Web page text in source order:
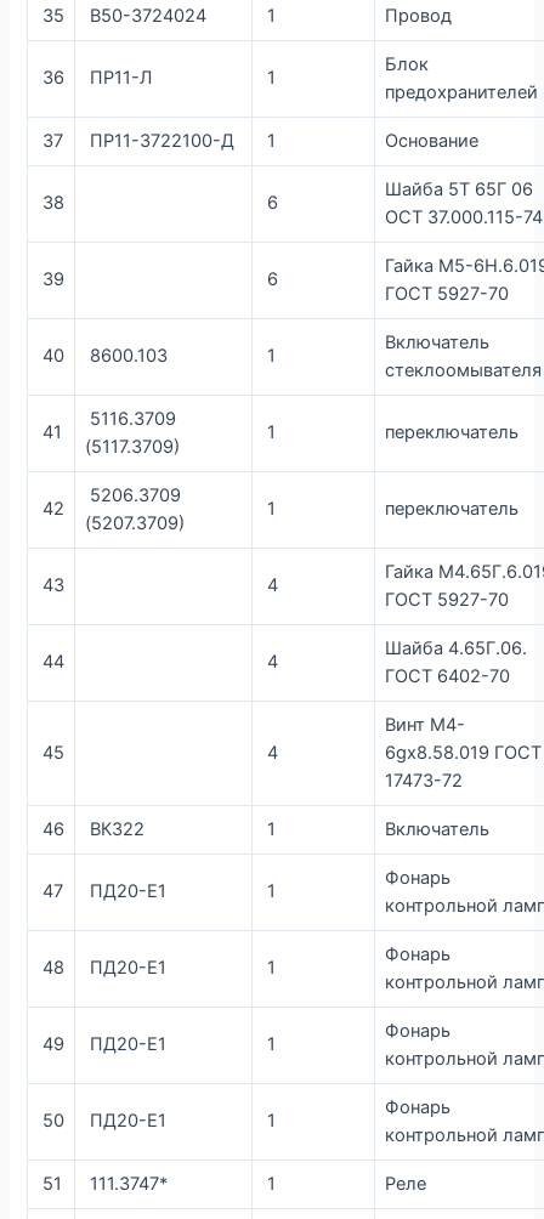
35 В50-3724024 1 Провод
36 ПР11-Л 1
Блок
предохранителей
37 ПР11-3722100-Д 1 Основание
38 6
Шайба 5Т 65Г 06
ОСТ 37.000.115-74
39 6
Гайка М5-
ГОСТ 5927-70
40 8600.103 1
Включатель
стеклоомывателя
41
5116.3709
(5117.3709)
1 переключатель
42
5206.3709
(5207.3709)
1 переключатель
43 4
Гайка
ГОСТ 5927-70
44 4
Шайба 4.65Г.06.
ГОСТ 6402-70
45 4
Винт М4-
6gx8.58.019 ГОСТ
17473-72
46 ВК322 1 Включатель
47 ПД20-Е1 1
Фонарь
контрольной
48 ПД20-Е1 1
Фонарь
контрольной
49 ПД20-Е1 1
Фонарь
контрольной
50 ПД20-Е1 1
Фонарь
контрольной
51 111.3747* 1 Реле